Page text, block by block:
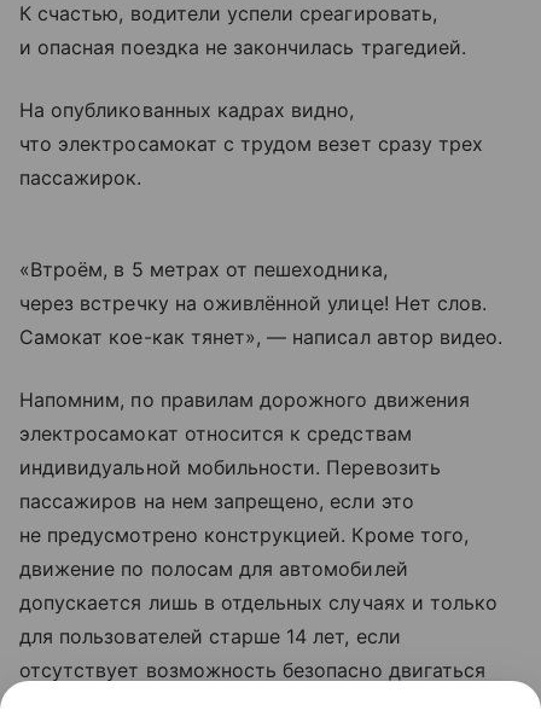
К счастью, водители успели среагировать,
и опасная поездка не закончилась трагедией.
На опубликованных кадрах видно,
что электросамокат с трудом везет сразу трех
пассажирок.
«Втроём, в 5 метрах от пешеходника,
через встречку на оживлённой улице! Нет слов.
Самокат кое-как тянет», — написал автор видео.
Напомним, по правилам дорожного движения
электросамокат относится к средствам
индивидуальной мобильности. Перевозить
пассажиров на нем запрещено, если это
не предусмотрено конструкцией. Кроме того,
движение по полосам для автомобилей
допускается лишь в отдельных случаях и только
для пользователей старше 14 лет, если
отсутствует возможность безопасно двигаться